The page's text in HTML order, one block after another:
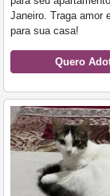
Janeiro. Traga amor
para sua casa!
Quero